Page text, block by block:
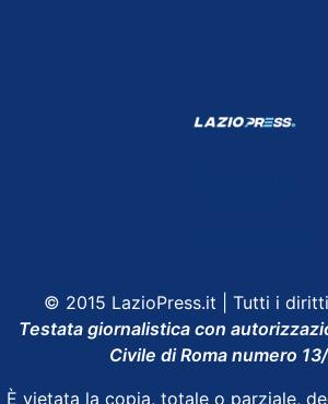
© 2015 LazioPress.it | Tutti i diritti
Testata giornalistica con
Civile di Roma numero
È vietata la copia, totale o parziale,